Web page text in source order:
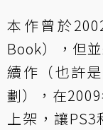
本作曾於
Book），但
續作（也許
劃），在
上架，讓PS3